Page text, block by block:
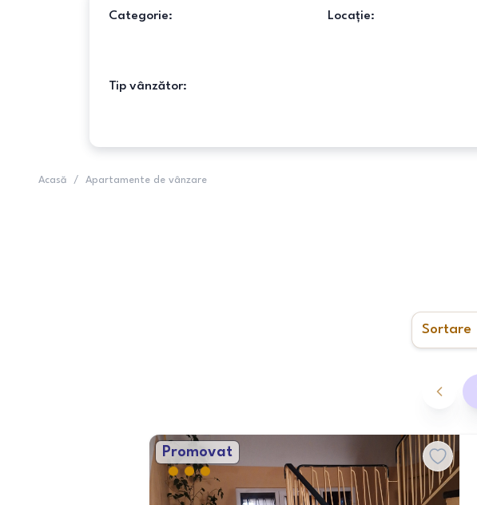
Categorie: Locație:
Tip vânzător:
Acasă / Apartamente de vânzare
Sortare
Promovat